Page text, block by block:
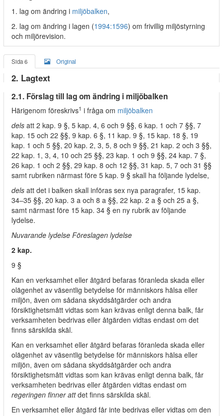
1. lag om ändring i miljöbalken,
2. lag om ändring i lagen (1994:1596) om frivillig miljöstyrning
och miljörevision.
Sida 6 Original
2. Lagtext
2.1. Förslag till lag om ändring i miljöbalken
Härigenom föreskrivs1 i fråga om miljöbalken
dels att 2 kap. 9 §, 5 kap. 4, 6 och 9 §§, 6 kap. 1 och 7 §§, 7
kap. 15 och 22 §§, 9 kap. 6 §, 11 kap. 9 §, 15 kap. 18 §, 19
kap. 1 och 5 §§, 20 kap. 2, 3, 5, 8 och 9 §§, 21 kap. 2 och 3 §§,
22 kap. 1, 3, 4, 10 och 25 §§, 23 kap. 1 och 9 §§, 24 kap. 7 §,
26 kap. 1 och 2 §§, 29 kap. 8 och 12 §§, 31 kap. 5, 7 och 31 §§
samt rubriken närmast före 5 kap. 9 § skall ha följande lydelse,
dels att det i balken skall införas sex nya paragrafer, 15 kap.
34–35 §§, 20 kap. 3 a och 8 a §§, 22 kap. 2 a § och 25 a §,
samt närmast före 15 kap. 34 § en ny rubrik av följande
lydelse.
Nuvarande lydelse Föreslagen lydelse
2 kap.
9 §
Kan en verksamhet eller åtgärd befaras föranleda skada eller
olägenhet av väsentlig betydelse för människors hälsa eller
miljön, även om sådana skyddsåtgärder och andra
försiktighetsmått vidtas som kan krävas enligt denna balk, får
verksamheten bedrivas eller åtgärden vidtas endast om det
finns särskilda skäl.
Kan en verksamhet eller åtgärd befaras föranleda skada eller
olägenhet av väsentlig betydelse för människors hälsa eller
miljön, även om sådana skyddsåtgärder och andra
försiktighetsmått vidtas som kan krävas enligt denna balk, får
verksamheten bedrivas eller åtgärden vidtas endast om
regeringen finner attdet finns särskilda skäl.
En verksamhet eller åtgärd får inte bedrivas eller vidtas om den